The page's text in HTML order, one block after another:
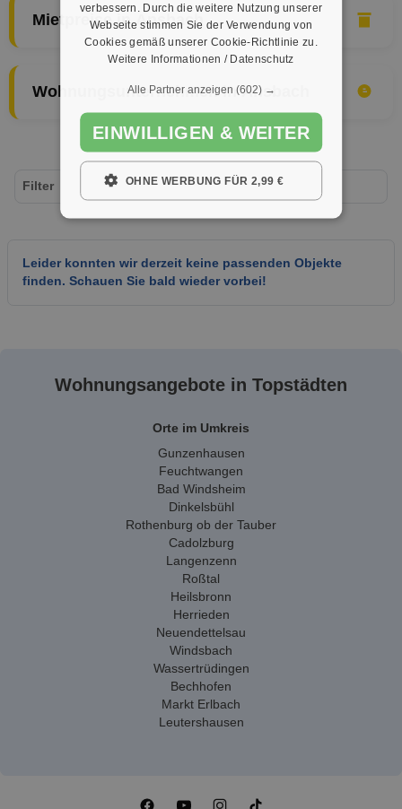
Mietpreise in Ansbach
Wohnungsunternehmen in Ansbach
Leider konnten wir derzeit keine passenden Objekte
finden. Schauen Sie bald wieder vorbei!
Filter
Wohnungsangebote in Topstädten
Orte im Umkreis
Gunzenhausen
Feuchtwangen
Bad Windsheim
Dinkelsbühl
Rothenburg ob der Tauber
Cadolzburg
Langenzenn
Roßtal
Heilsbronn
Herrieden
Neuendettelsau
Windsbach
Wassertrüdingen
Bechhofen
Markt Erlbach
Leutershausen
verbessern. Durch die weitere Nutzung unserer
Webseite stimmen Sie der Verwendung von
Cookies gemäß unserer Cookie-Richtlinie zu.
Weitere Informationen / Datenschutz
Alle Partner anzeigen (602) →
EINWILLIGEN & WEITER
OHNE WERBUNG FÜR 2,99 €